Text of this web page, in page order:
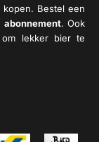
Bestel een
abonnement. Ook
lekker bier te